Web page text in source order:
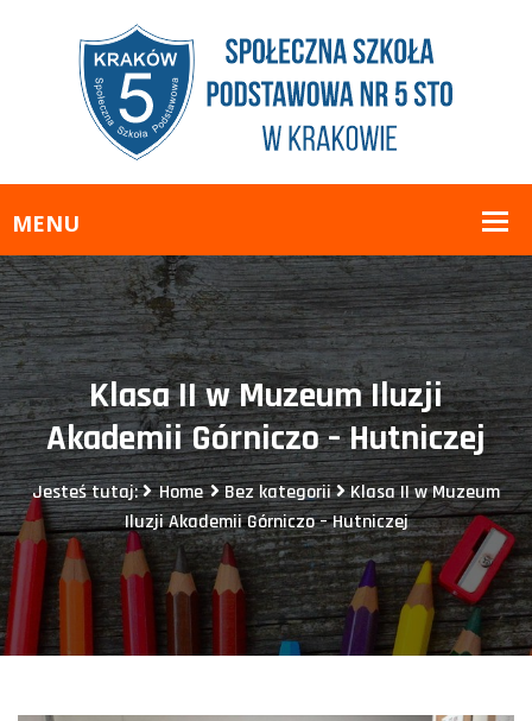
Klasa II w Muzeum Iluzji
Akademii Górniczo – Hutniczej
Jesteś tutaj: Home Bez kategorii
Klasa II w Muzeum
Iluzji Akademii Górniczo – Hutniczej